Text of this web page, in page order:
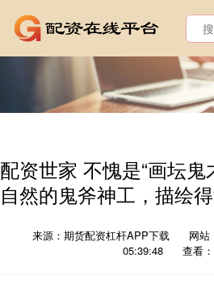
配资世家 不愧是“画坛鬼
自然的鬼斧神工，描绘
来源：期货配资杠杆APP下载 网站
05:39:48
查看